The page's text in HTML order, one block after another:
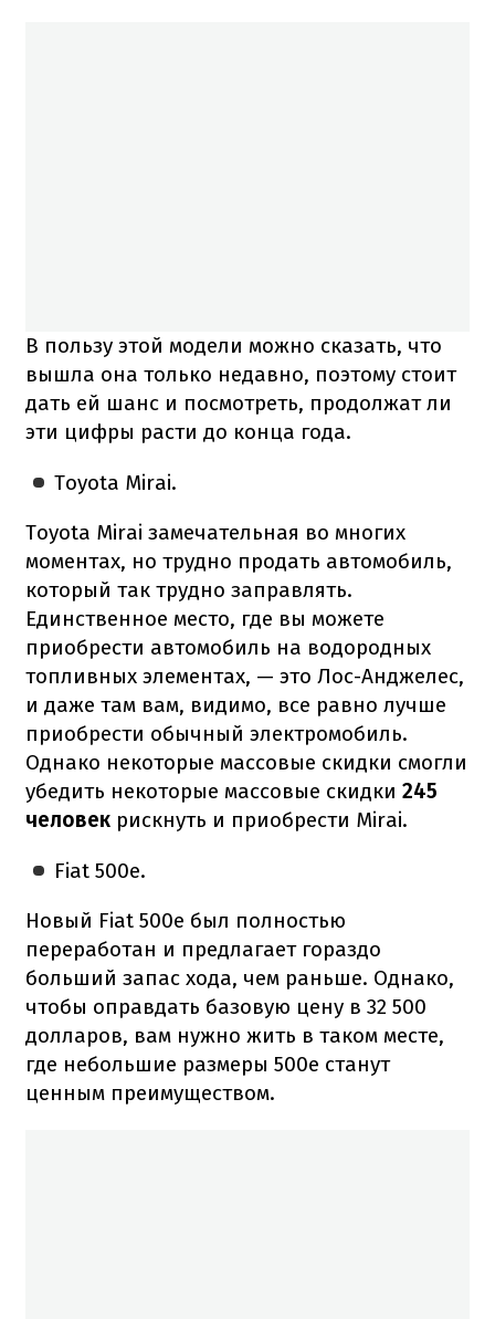
В пользу этой модели можно сказать, что
вышла она только недавно, поэтому стоит
дать ей шанс и посмотреть, продолжат ли
эти цифры расти до конца года.
Toyota Mirai.
Toyota Mirai замечательная во многих
моментах, но трудно продать автомобиль,
который так трудно заправлять.
Единственное место, где вы можете
приобрести автомобиль на водородных
топливных элементах, — это Лос-Анджелес,
и даже там вам, видимо, все равно лучше
приобрести обычный электромобиль.
Однако некоторые массовые скидки смогли
убедить некоторые массовые скидки 245
человек рискнуть и приобрести Mirai.
Fiat 500e.
Новый Fiat 500e был полностью
переработан и предлагает гораздо
больший запас хода, чем раньше. Однако,
чтобы оправдать базовую цену в 32 500
долларов, вам нужно жить в таком месте,
где небольшие размеры 500e станут
ценным преимуществом.